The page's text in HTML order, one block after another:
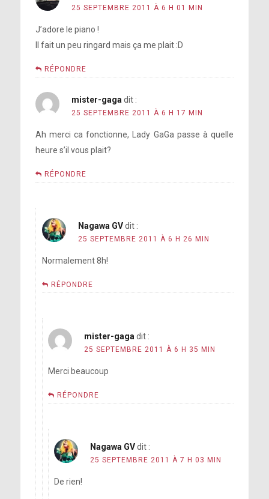
25 SEPTEMBRE 2011 À 6 H 01 MIN
J’adore le piano !
Il fait un peu ringard mais ça me plait :D
RÉPONDRE
mister-gaga dit :
25 SEPTEMBRE 2011 À 6 H 17 MIN
Ah merci ca fonctionne, Lady GaGa passe à quelle
heure s’il vous plait?
RÉPONDRE
Nagawa GV dit :
25 SEPTEMBRE 2011 À 6 H 26 MIN
Normalement 8h!
RÉPONDRE
mister-gaga dit :
25 SEPTEMBRE 2011 À 6 H 35 MIN
Merci beaucoup
RÉPONDRE
Nagawa GV dit :
25 SEPTEMBRE 2011 À 7 H 03 MIN
De rien!